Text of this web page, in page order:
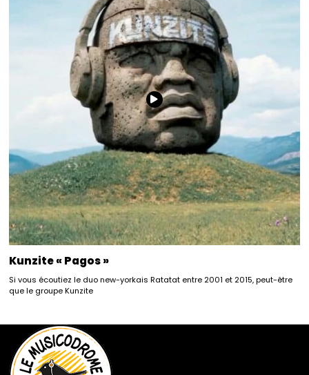
Kunzite « Pagos »
Si vous écoutiez le duo new-yorkais Ratatat entre 2001 et 2015, peut-être
que le groupe Kunzite